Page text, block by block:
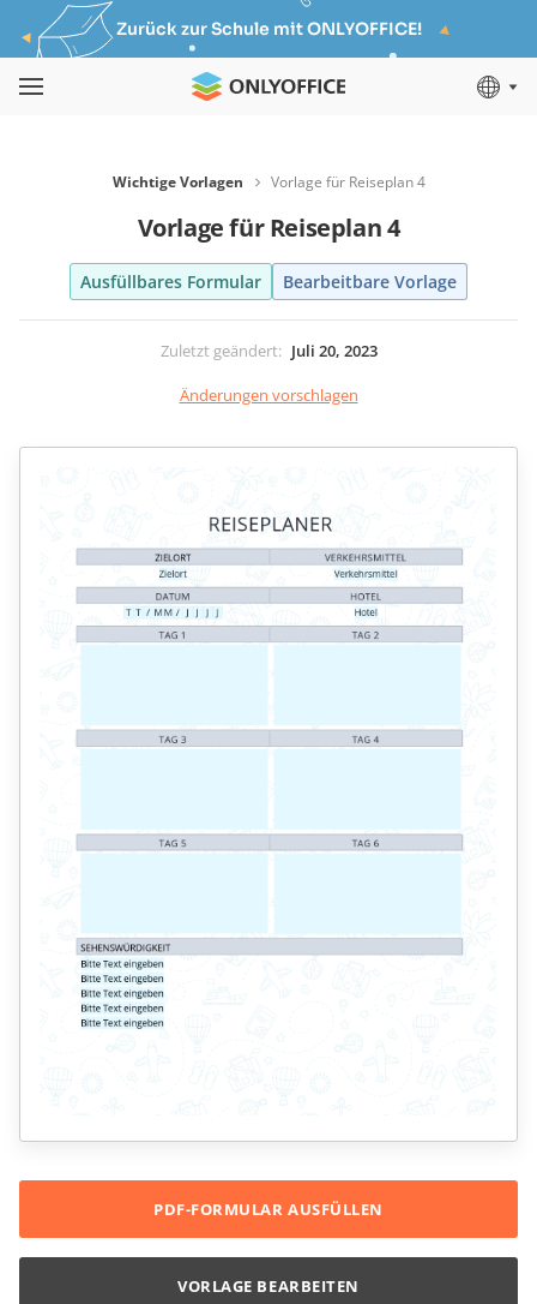
Zurück zur Schule mit ONLYOFFICE!
Wichtige Vorlagen Vorlage für Reiseplan 4
Vorlage für Reiseplan 4
Ausfüllbares Formular Bearbeitbare Vorlage
Zuletzt geändert: Juli 20, 2023
Änderungen vorschlagen
PDF-FORMULAR AUSFÜLLEN
VORLAGE BEARBEITEN